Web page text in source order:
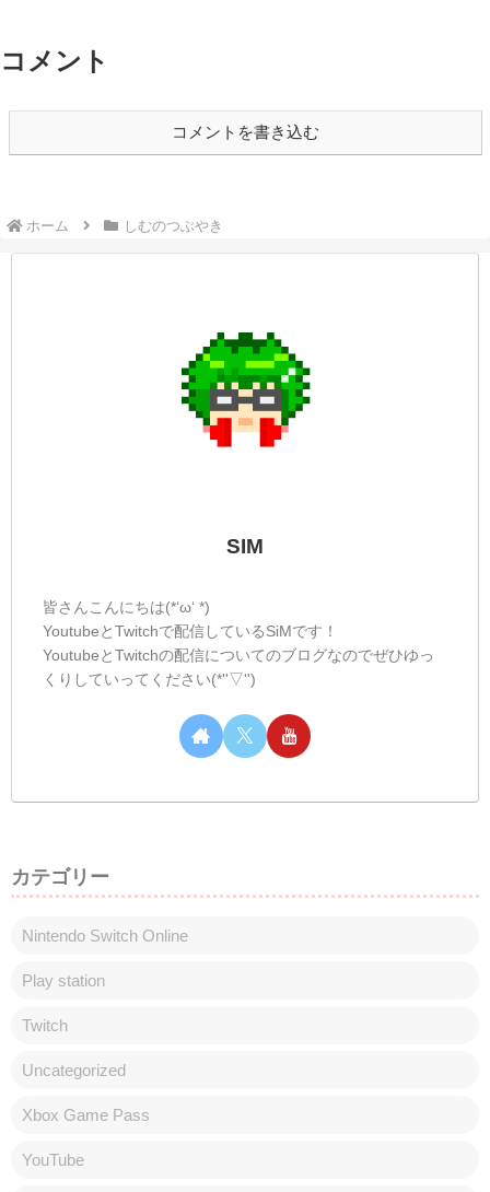
コメント
コメントを書き込む
ホーム しむのつぶやき
SIM
皆さんこんにちは(*‘ω‘ *)
YoutubeとTwitchで配信しているSiMです！
YoutubeとTwitchの配信についてのブログなのでぜひゆっ
くりしていってください(*''▽'')
カテゴリー
Nintendo Switch Online
Play station
Twitch
Uncategorized
Xbox Game Pass
YouTube